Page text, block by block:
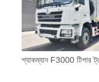
শ্যাকম্যান F3000 টিপার